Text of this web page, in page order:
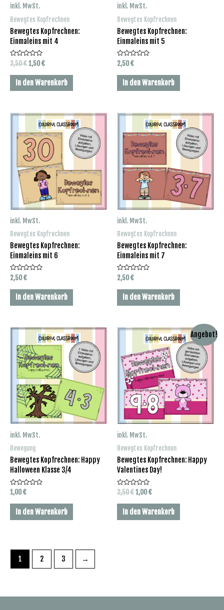
inkl. MwSt.
Bewegtes Kopfrechnen
Bewegtes Kopfrechnen:
Einmaleins mit 4
Bewertet
mit
0
von
2,50€Ursprünglicher
war:
1,50€Aktueller
ist:
In den Warenkorb
inkl. MwSt.
Bewegtes Kopfrechnen
Bewegtes Kopfrechnen:
Einmaleins mit 5
Bewertet
mit
0
von
2,50€
In den Warenkorb
inkl. MwSt.
Bewegtes Kopfrechnen
Bewegtes Kopfrechnen:
Einmaleins mit 6
Bewertet
mit
0
von
2,50€
In den Warenkorb
inkl. MwSt.
Bewegtes Kopfrechnen
Bewegtes Kopfrechnen:
Einmaleins mit 7
Bewertet
mit
0
von
2,50€
In den Warenkorb
inkl. MwSt.
Bewegung
Bewegtes Kopfrechnen: Happy
Halloween Klasse 3/4
Bewertet
mit
0
von
1,00€
In den Warenkorb
Angebot!
inkl. MwSt.
Bewegtes Kopfrechnen
Bewegtes Kopfrechnen: Happy
Valentines Day!
Bewertet
mit
0
von
2,50€Ursprünglicher
war:
2,50 €
1,00€Aktueller
ist:
1,00 €.
In den Warenkorb
1 2 3 →